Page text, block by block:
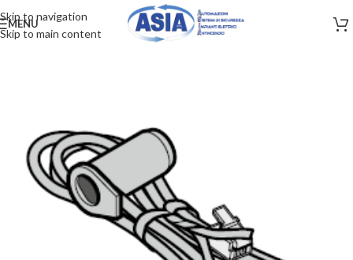
Skip to navigation
Skip to main content
MENU